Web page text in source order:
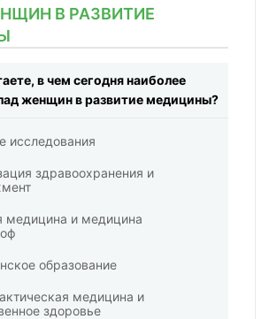
В РАЗВИТИЕ
в чем сегодня наиболее
женщин в развитие медицины?
исследования
здравоохранения и
медицина и медицина
образование
медицина и
здоровье